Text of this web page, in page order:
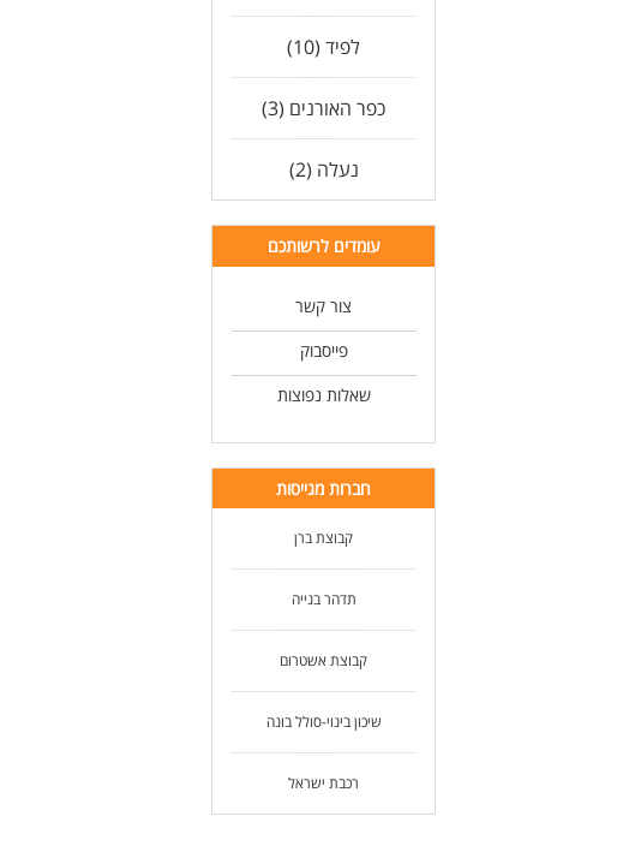
לפיד (10)
כפר האורנים (3)
נעלה (2)
עומדים לרשותכם
צור קשר
פייסבוק
שאלות נפוצות
חברות מגייסות
קבוצת ברן
תדהר בנייה
קבוצת אשטרום
שיכון בינוי-סולל בונה
רכבת ישראל